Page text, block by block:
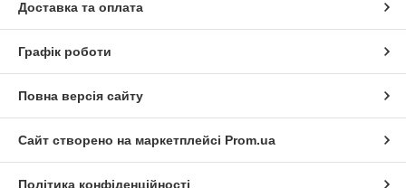
Доставка та оплата
Графік роботи
Повна версія сайту
Сайт створено на маркетплейсі Prom.ua
Політика конфіденційності